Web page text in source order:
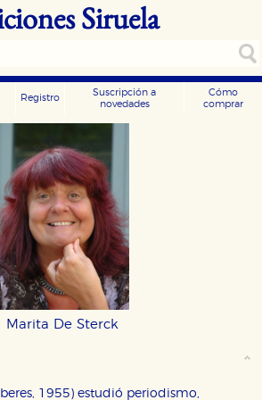
Siruela
Registro
Suscripción a
novedades
Cómo
comprar
Marita De Sterck
1955) estudió periodismo,